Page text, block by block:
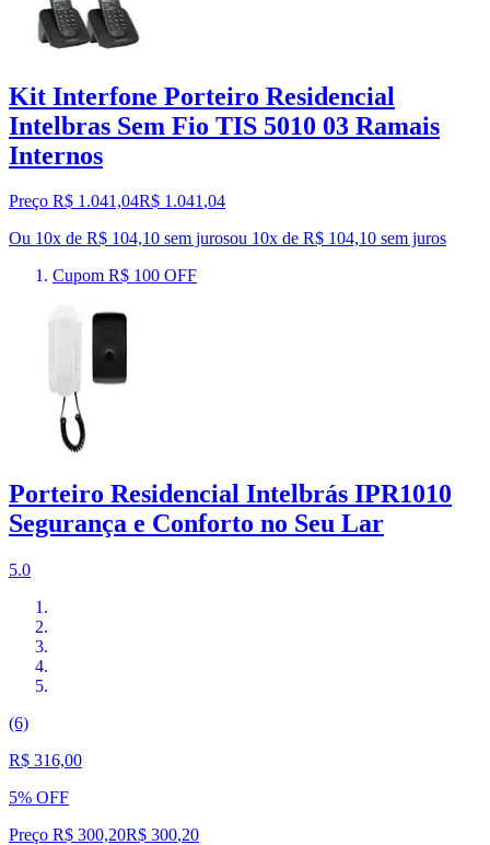
Kit Interfone Porteiro Residencial
Intelbras Sem Fio TIS 5010 03 Ramais
Internos
Preço R$ 1.041,04R$ 1.041,04
Ou 10x de R$ 104,10 sem jurosou 10x de R$ 104,10 sem juros
Cupom R$ 100 OFF
Porteiro Residencial Intelbrás IPR1010
Segurança e Conforto no Seu Lar
5.0
(6)
R$ 316,00
5% OFF
Preço R$ 300,20R$ 300,20